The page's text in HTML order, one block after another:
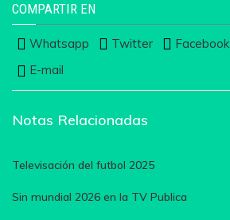
COMPARTIR EN
Whatsapp Twitter Facebook
E-mail
Notas Relacionadas
Televisación del futbol 2025
Sin mundial 2026 en la TV Publica